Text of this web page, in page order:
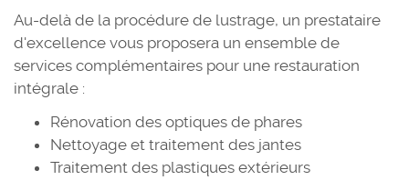
Au-delà de la procédure de lustrage, un prestataire
d'excellence vous proposera un ensemble de
services complémentaires pour une restauration
intégrale :
Rénovation des optiques de phares
Nettoyage et traitement des jantes
Traitement des plastiques extérieurs